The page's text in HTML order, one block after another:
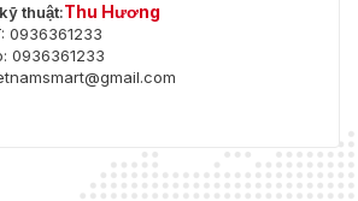
thuật:Thu Hương
0936361233
0936361233